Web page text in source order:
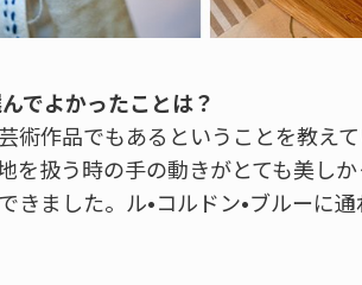
でよかったことは？
術作品でもあるということを教え
を扱う時の手の動きがとても美し
きました。ル•コルドン•ブルーに